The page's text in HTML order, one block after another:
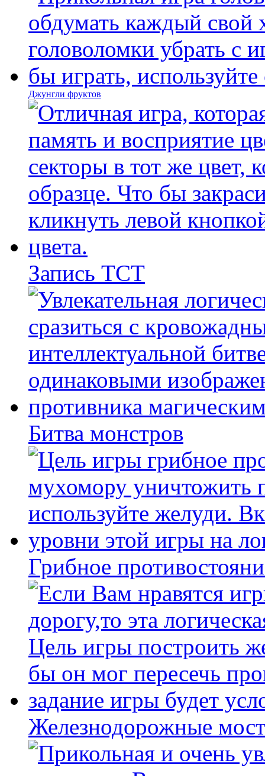
Джунгли фруктов
Запись ТСТ
Битва монстров
Грибное
Железнодорожные